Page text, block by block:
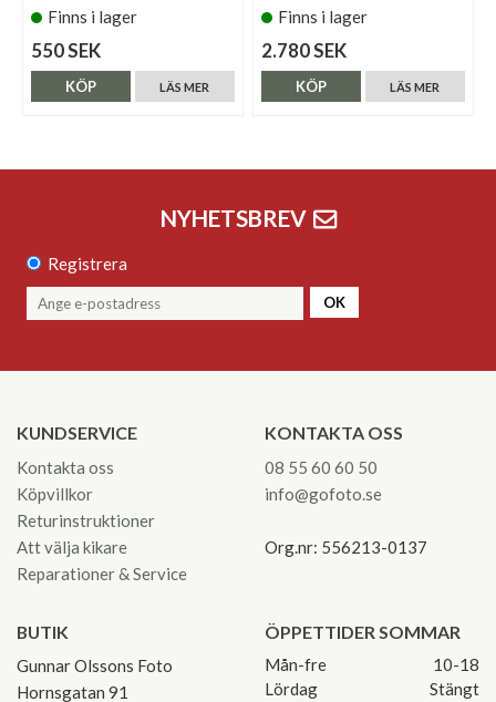
Finns i lager
550 SEK
LÄS MER
KÖP
Finns i lager
2.780 SEK
LÄS MER
KÖP
NYHETSBREV
Registrera
OK
KUNDSERVICE
Kontakta oss
Köpvillkor
Returinstruktioner
Att välja kikare
Reparationer & Service
KONTAKTA OSS
08 55 60 60 50
info@gofoto.se
Org.nr: 556213-0137
BUTIK
Gunnar Olssons Foto
Hornsgatan 91
ÖPPETTIDER SOMMAR
Mån-fre
10-18
Lördag
Stängt